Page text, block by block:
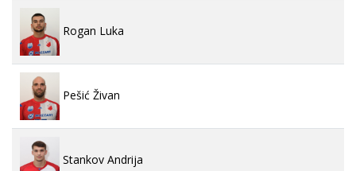
Rogan Luka
Pešić Živan
Stankov Andrija